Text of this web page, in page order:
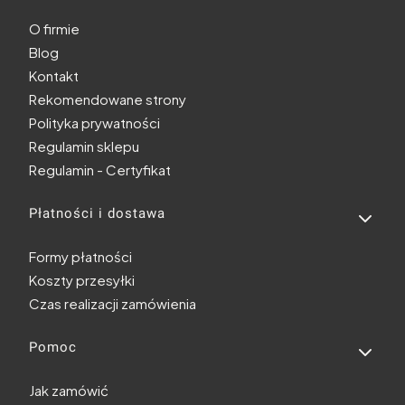
O firmie
Blog
Kontakt
Rekomendowane strony
Polityka prywatności
Regulamin sklepu
Regulamin - Certyfikat
Płatności i dostawa
Formy płatności
Koszty przesyłki
Czas realizacji zamówienia
Pomoc
Jak zamówić